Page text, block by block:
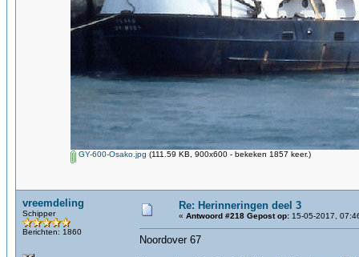
GY-600-Osako.jpg (111.59 KB, 900x600 - bekeken 1857 keer.)
vreemdeling
Schipper
Berichten: 1860
Re: Herinneringen deel 3
« Antwoord #218 Gepost op: 15-05-2017,
Noordover 67